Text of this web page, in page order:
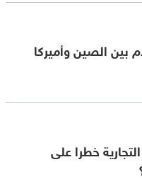
بين الصين وأميركا
خطرا على